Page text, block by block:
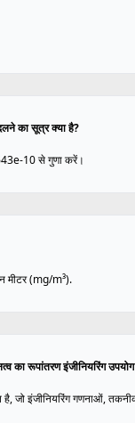
का सूत्र क्या है?
10 से गुणा करें।
मीटर (mg/m³).
का रूपांतरण इंजीनियरिंग
जो इंजीनियरिंग गणनाओं,